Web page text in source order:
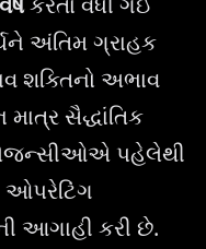
અંતિમ ગ્રાહક
શક્તિનો અભાવ
માત્ર સૈદ્ધાંતિક
પહેલેથી
ઓપરેટિંગ
આગાહી કરી છે.